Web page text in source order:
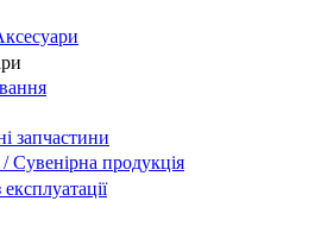
запчастини
Сувенірна продукція